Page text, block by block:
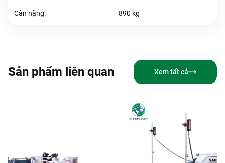
Cân nặng: 890 kg
Sản phẩm liên quan Xem tất cả